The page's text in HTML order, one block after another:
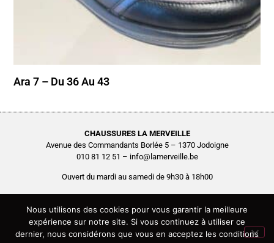
Ara 7 – Du 36 Au 43
CHAUSSURES LA MERVEILLE
Avenue des Commandants Borlée 5 – 1370 Jodoigne
010 81 12 51 – info@lamerveille.be
Ouvert du mardi au samedi de 9h30 à 18h00
Chaussures Quertémont SRL
BCE0416.261.048
Copyright © 2026 Chaussures La Merveille – Tous droits réservés
Site réalisé par
Nous utilisons des cookies pour vous garantir la meilleure
expérience sur notre site. Si vous continuez à utiliser ce
dernier, nous considérons que vous en acceptez les conditions